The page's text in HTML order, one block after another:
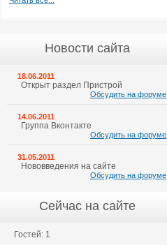
Новости сайта
18.06.2011
Открыт раздел Пристрой
Обсудить на форуме
14.06.2011
Группа Вконтакте
Обсудить на форуме
31.05.2011
Нововведения на сайте
Обсудить на форуме
Сейчас на сайте
Гостей: 1